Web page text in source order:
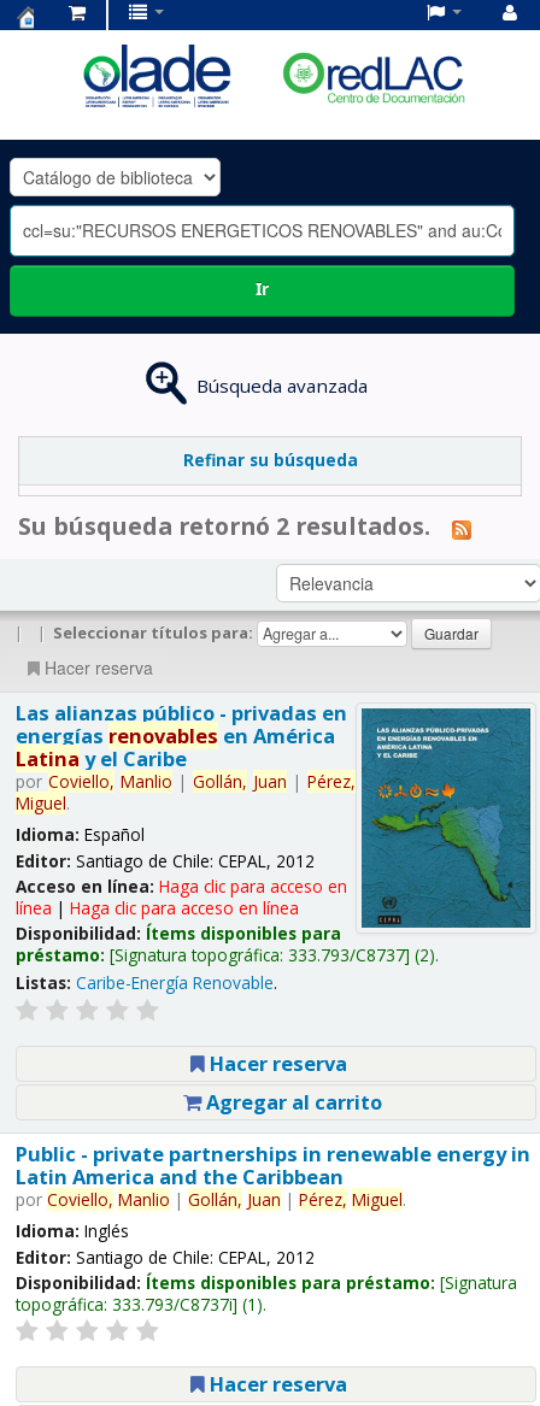
OLADE
-
Ir
Búsqueda avanzada
Refinar su búsqueda
Su búsqueda retornó 2 resultados.
| | Seleccionar títulos para:
Hacer reserva
Las alianzas público - privadas en
energías renovables en América
Latina y el Caribe
por Coviello, Manlio | Gollán, Juan | Pérez,
Miguel.
Idioma: Español
Editor: Santiago de Chile: CEPAL, 2012
Acceso en línea: Haga clic para acceso en
línea | Haga clic para acceso en línea
Disponibilidad: Ítems disponibles para
préstamo: Signatura topográfica: 333.793/C8737 (2).
Listas: Caribe-Energía Renovable.
Hacer reserva
Agregar al carrito
Public - private partnerships in renewable energy in
Latin America and the Caribbean
por Coviello, Manlio | Gollán, Juan | Pérez, Miguel.
Idioma: Inglés
Editor: Santiago de Chile: CEPAL, 2012
Disponibilidad: Ítems disponibles para préstamo: Signatura
topográfica: 333.793/C8737i (1).
Hacer reserva